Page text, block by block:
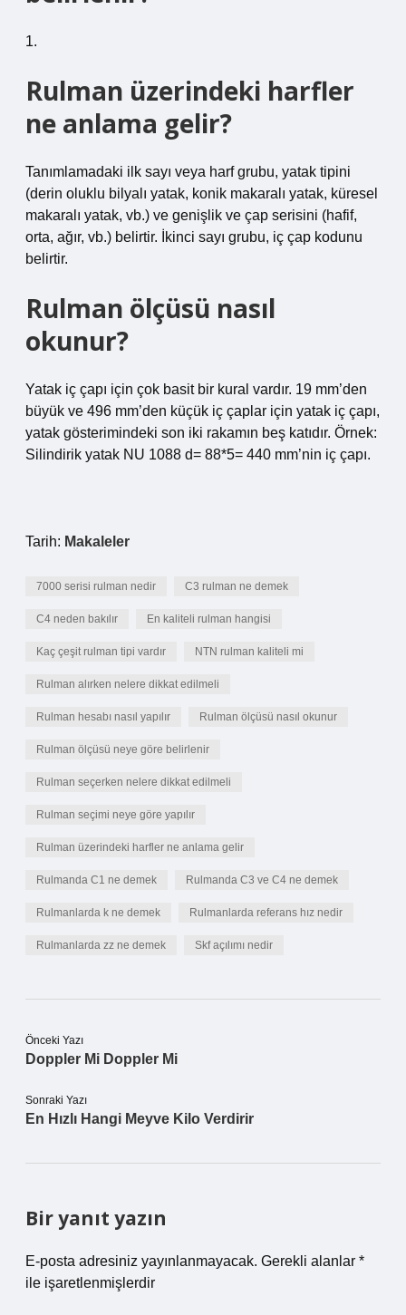
1.
Rulman üzerindeki harfler
ne anlama gelir?
Tanımlamadaki ilk sayı veya harf grubu, yatak tipini
(derin oluklu bilyalı yatak, konik makaralı yatak, küresel
makaralı yatak, vb.) ve genişlik ve çap serisini (hafif,
orta, ağır, vb.) belirtir. İkinci sayı grubu, iç çap kodunu
belirtir.
Rulman ölçüsü nasıl
okunur?
Yatak iç çapı için çok basit bir kural vardır. 19 mm’den
büyük ve 496 mm’den küçük iç çaplar için yatak iç çapı,
yatak gösterimindeki son iki rakamın beş katıdır. Örnek:
Silindirik yatak NU 1088 d= 88*5= 440 mm’nin iç çapı.
Tarih: Makaleler
7000 serisi rulman nedir C3 rulman ne demek
C4 neden bakılır En kaliteli rulman hangisi
Kaç çeşit rulman tipi vardır NTN rulman kaliteli mi
Rulman alırken nelere dikkat edilmeli
Rulman hesabı nasıl yapılır Rulman ölçüsü nasıl okunur
Rulman ölçüsü neye göre belirlenir
Rulman seçerken nelere dikkat edilmeli
Rulman seçimi neye göre yapılır
Rulman üzerindeki harfler ne anlama gelir
Rulmanda C1 ne demek Rulmanda C3 ve C4 ne demek
Rulmanlarda k ne demek Rulmanlarda referans hız nedir
Rulmanlarda zz ne demek Skf açılımı nedir
Önceki Yazı
Doppler Mi Doppler Mi
Sonraki Yazı
En Hızlı Hangi Meyve Kilo Verdirir
Bir yanıt yazın
E-posta adresiniz yayınlanmayacak. Gerekli alanlar *
ile işaretlenmişlerdir